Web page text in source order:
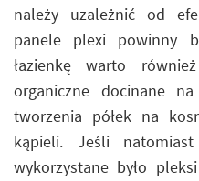
należy uzależnić od
panele plexi powinny
łazienkę warto
organiczne docinane
tworzenia półek na
kąpieli. Jeśli
wykorzystane było